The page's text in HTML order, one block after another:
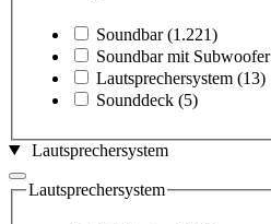
Soundbar (1.221)
Soundbar mit Subwoofer
Lautsprechersystem (13)
Sounddeck (5)
Lautsprechersystem
Lautsprechersystem